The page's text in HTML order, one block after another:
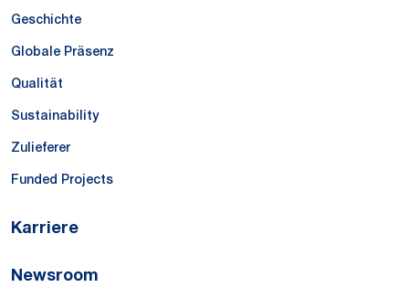
Geschichte
Globale Präsenz
Qualität
Sustainability
Zulieferer
Funded Projects
Karriere
Newsroom